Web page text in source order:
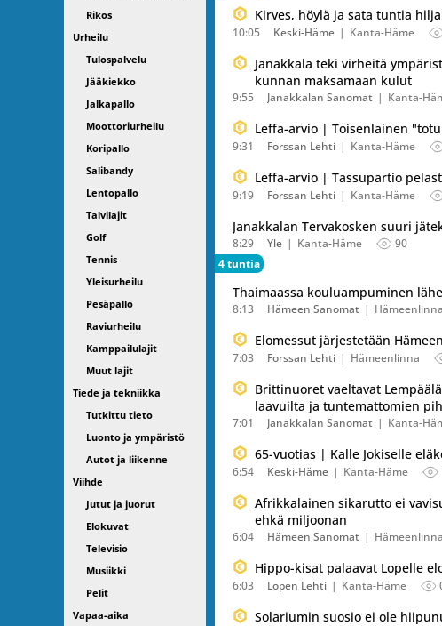
Rikos
Urheilu
Tulospalvelu
Jääkiekko
Jalkapallo
Moottoriurheilu
Koripallo
Salibandy
Lentopallo
Talvilajit
Golf
Tennis
Yleisurheilu
Pesäpallo
Raviurheilu
Kamppailulajit
Muut lajit
Tiede ja tekniikka
Tutkittu tieto
Luonto ja ympäristö
Autot ja liikenne
Viihde
Jutut ja juorut
Elokuvat
Televisio
Musiikki
Pelit
Vapaa-aika
Kirves, höylä ja sata tuntia
10:05 Keski-Häme Kanta-Häme
Janakkala teki virheitä
kunnan maksamaan kulut
9:55 Janakkalan Sanomat Kanta-
Leffa-arvio | Toisenlainen
9:31 Forssan Lehti Kanta-Häme
Leffa-arvio | Tassupartio
9:19 Forssan Lehti Kanta-Häme
Janakkalan Tervakosken suuri
8:29 Yle Kanta-Häme
90
4 tuntia
Thaimaassa kouluampuminen
8:13 Hämeen Sanomat Hämeenlinna
Elomessut järjestetään
7:03 Forssan Lehti Hämeenlinna
Brittinuoret vaeltavat
laavuilta ja tuntemattomien
7:01 Janakkalan Sanomat Kanta-
65-vuotias | Kalle Jokiselle
6:54 Keski-Häme Kanta-Häme
Afrikkalainen sikarutto ei
ehkä miljoonan
6:04 Hämeen Sanomat Hämeenlinna
Hippo-kisat palaavat Lopelle
6:03 Lopen Lehti Kanta-Häme
Solariumin suosio ei ole